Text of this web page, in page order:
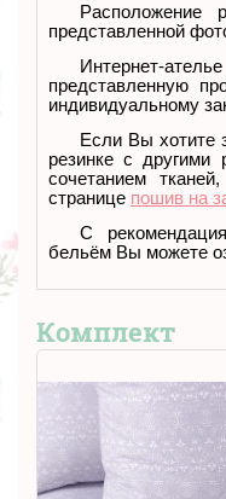
Расположение
представленной
Интернет-
представленную
индивидуальному
Если Вы хотите
резинке с другими
сочетанием тканей,
странице пошив на
С
бельём Вы можете
Комплект